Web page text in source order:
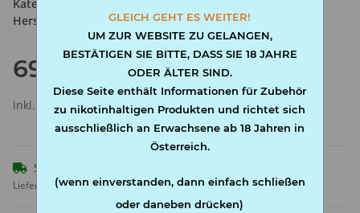
Kategorie:
Hersteller:
69,00 €
inkl. 20% USt. ,Versandkostenfreie Lieferung(AT frei)
Sofort verfügbar
Lieferzeit:1 - 3 Werktage(AT - Ausland abweichend)
GLEICH GEHT ES WEITER!
UM ZUR WEBSITE ZU GELANGEN,
BESTÄTIGEN SIE BITTE, DASS SIE 18 JAHRE
ODER ÄLTER SIND.
Diese Seite enthält Informationen für Zubehör
zu nikotinhaltigen Produkten und richtet sich
ausschließlich an Erwachsene ab 18 Jahren in
Österreich.
(wenn einverstanden, dann einfach schließen
oder daneben drücken)